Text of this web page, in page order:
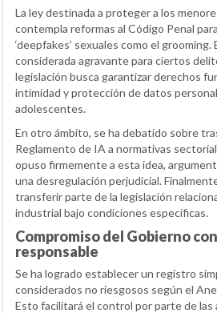
La ley destinada a proteger a los
contempla reformas al Código Penal
‘deepfakes’ sexuales como el
considerada agravante para ciertos
legislación busca garantizar derechos
intimidad y protección de datos
adolescentes.
En otro ámbito, se ha debatido sobre
Reglamento de IA a normativas
opuso firmemente a esta idea,
una desregulación perjudicial.
transferir parte de la legislación
industrial bajo condiciones específicas.
Compromiso del Gobierno
responsable
Se ha logrado establecer un registro
considerados no riesgosos según el
Esto facilitará el control por parte de las